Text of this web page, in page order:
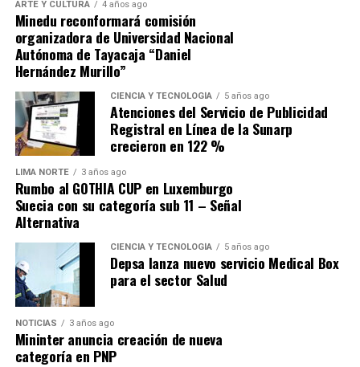
«hay que abordarlas de manera significativa para
evitar que haya un deterioro importante de las
finanzas públicas»en la próxima década.
Comparte esto:
ARTE Y CULTURA 4 años ago
Minedu reconformará comisión
organizadora de Universidad Nacional
Autónoma de Tayacaja “Daniel
Hernández Murillo”
CIENCIA Y TECNOLOGÍA 5 años ago
Atenciones del Servicio de Publicidad
Registral en Línea de la Sunarp
crecieron en 122 %
LIMA NORTE 3 años ago
Rumbo al GOTHIA CUP en Luxemburgo
Suecia con su categoría sub 11 – Señal
Alternativa
CIENCIA Y TECNOLOGÍA 5 años ago
Depsa lanza nuevo servicio Medical Box
para el sector Salud
NOTICIAS 3 años ago
Mininter anuncia creación de nueva
categoría en PNP